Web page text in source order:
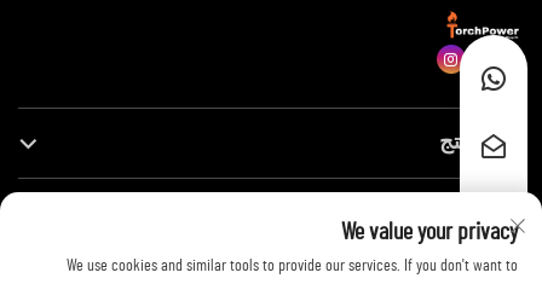
فئة المنتج
We value your privacy
We use cookies and similar tools to provide our services. If you don't want to